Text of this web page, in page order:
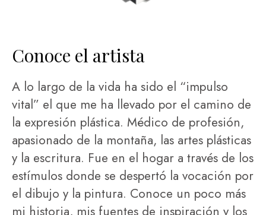
Conoce el artista
A lo largo de la vida ha sido el “impulso
vital” el que me ha llevado por el camino de
la expresión plástica. Médico de profesión,
apasionado de la montaña, las artes plásticas
y la escritura. Fue en el hogar a través de los
estímulos donde se despertó la vocación por
el dibujo y la pintura. Conoce un poco más
mi historia, mis fuentes de inspiración y los